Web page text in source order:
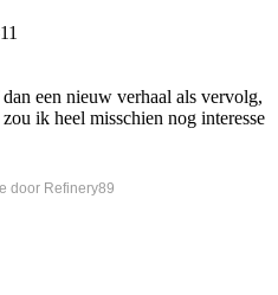
een nieuw verhaal als vervolg,
ik heel misschien nog interesse
door Refinery89